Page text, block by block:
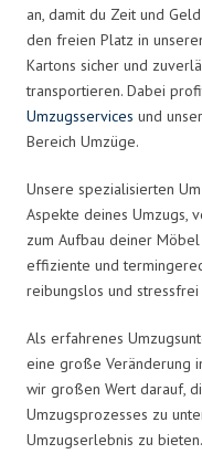
an, damit du Zeit und
den freien Platz in
Kartons sicher und
transportieren. Dabei
Umzugsservices und
Bereich Umzüge.
Unsere spezialisierten
Aspekte deines Umzugs,
zum Aufbau deiner
effiziente und
reibungslos und
Als erfahrenes
eine große Veränderung
wir großen Wert darauf,
Umzugsprozesses zu
Umzugserlebnis zu bieten.